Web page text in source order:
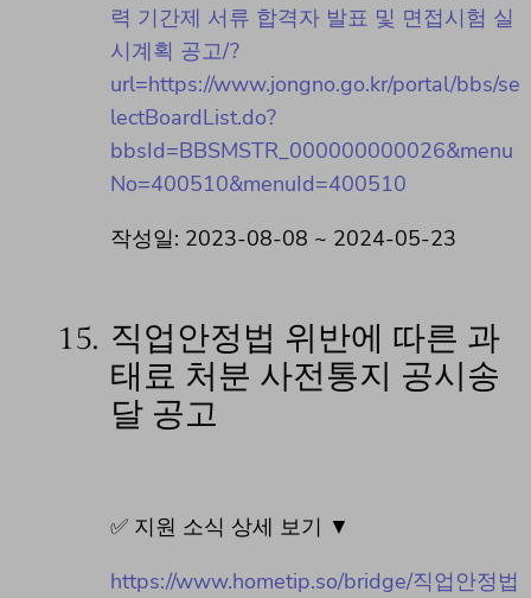
력 기간제 서류 합격자 발표 및 면접시험 실
시계획 공고/?
url=https://www.jongno.go.kr/portal/bbs/se
lectBoardList.do?
bbsId=BBSMSTR_000000000026&menu
No=400510&menuId=400510
작성일: 2023-08-08 ~ 2024-05-23
15. 직업안정법 위반에 따른 과
태료 처분 사전통지 공시송
달 공고
✅ 지원 소식 상세 보기 ▼
https://www.hometip.so/bridge/직업안정법